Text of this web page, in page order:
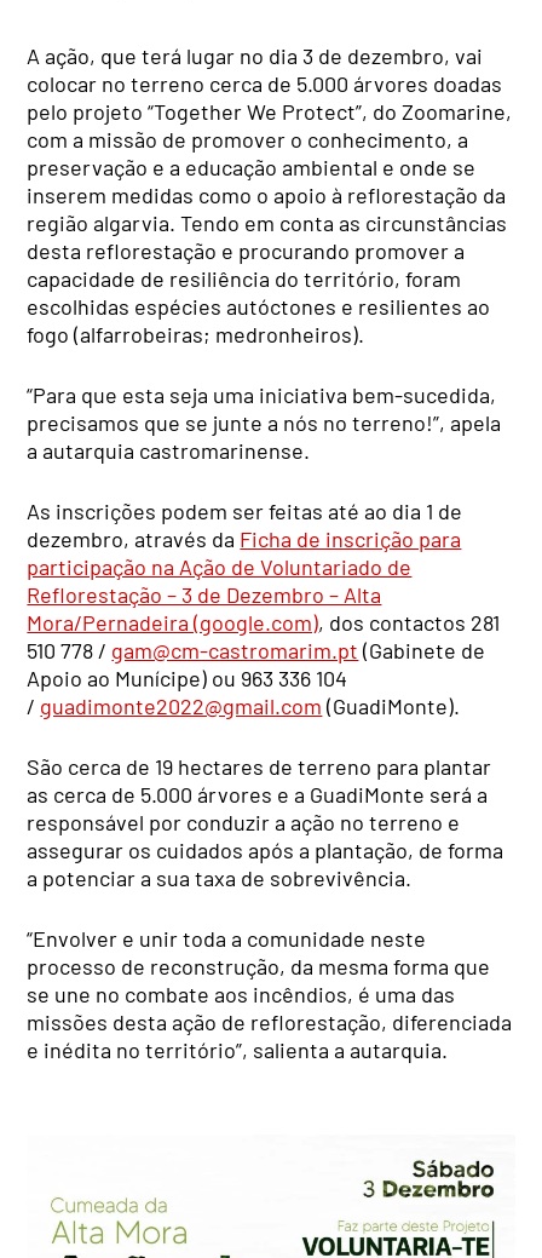
A ação, que terá lugar no dia 3 de dezembro, vai
colocar no terreno cerca de 5.000 árvores doadas
pelo projeto “Together We Protect”, do Zoomarine,
com a missão de promover o conhecimento, a
preservação e a educação ambiental e onde se
inserem medidas como o apoio à reflorestação da
região algarvia. Tendo em conta as circunstâncias
desta reflorestação e procurando promover a
capacidade de resiliência do território, foram
escolhidas espécies autóctones e resilientes ao
fogo (alfarrobeiras; medronheiros).
“Para que esta seja uma iniciativa bem-sucedida,
precisamos que se junte a nós no terreno!”, apela
a autarquia castromarinense.
As inscrições podem ser feitas até ao dia 1 de
dezembro, através da Ficha de inscrição para
participação na Ação de Voluntariado de
Reflorestação – 3 de Dezembro – Alta
Mora/Pernadeira (google.com), dos contactos 281
510 778 / gam@cm-castromarim.pt (Gabinete de
Apoio ao Munícipe) ou 963 336 104
/ guadimonte2022@gmail.com (GuadiMonte).
São cerca de 19 hectares de terreno para plantar
as cerca de 5.000 árvores e a GuadiMonte será a
responsável por conduzir a ação no terreno e
assegurar os cuidados após a plantação, de forma
a potenciar a sua taxa de sobrevivência.
“Envolver e unir toda a comunidade neste
processo de reconstrução, da mesma forma que
se une no combate aos incêndios, é uma das
missões desta ação de reflorestação, diferenciada
e inédita no território”, salienta a autarquia.